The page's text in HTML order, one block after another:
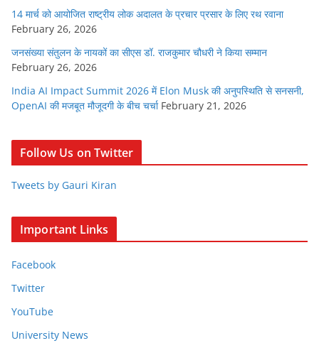
14 मार्च को आयोजित राष्ट्रीय लोक अदालत के प्रचार प्रसार के लिए रथ रवाना
February 26, 2026
जनसंख्या संतुलन के नायकों का सीएस डॉ. राजकुमार चौधरी ने किया सम्मान
February 26, 2026
India AI Impact Summit 2026 में Elon Musk की अनुपस्थिति से सनसनी,
OpenAI की मजबूत मौजूदगी के बीच चर्चा February 21, 2026
Follow Us on Twitter
Tweets by Gauri Kiran
Important Links
Facebook
Twitter
YouTube
University News